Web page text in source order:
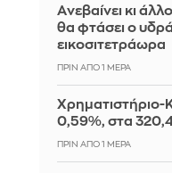
Aνεβαίνει κι
θα φτάσει ο
εικοσιτετράωρα
ΠΡΙΝ ΑΠΌ 1 ΜΈΡΑ
Χρηματιστήριο-
0,59%, στα
ΠΡΙΝ ΑΠΌ 1 ΜΈΡΑ